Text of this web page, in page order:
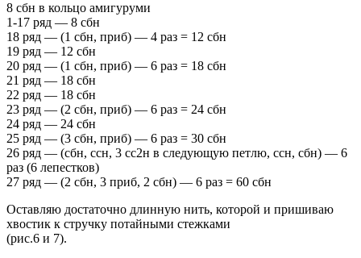
8 сбн в кольцо амигуруми
1-17 ряд — 8 сбн
18 ряд — (1 сбн, приб) — 4 раз = 12 сбн
19 ряд — 12 сбн
20 ряд — (1 сбн, приб) — 6 раз = 18 сбн
21 ряд — 18 сбн
22 ряд — 18 сбн
23 ряд — (2 сбн, приб) — 6 раз = 24 сбн
24 ряд — 24 сбн
25 ряд — (3 сбн, приб) — 6 раз = 30 сбн
26 ряд — (сбн, ссн, 3 сс2н в следующую петлю, ссн, сбн) — 6
раз (6 лепестков)
27 ряд — (2 сбн, 3 приб, 2 сбн) — 6 раз = 60 сбн
Оставляю достаточно длинную нить, которой и пришиваю
хвостик к стручку потайными стежками
(рис.6 и 7).